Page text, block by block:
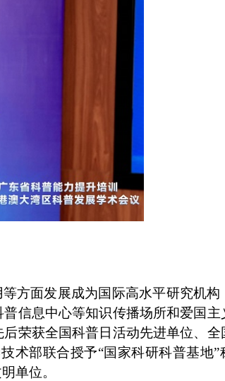
方面发展成为国际高水平研究机构
信息中心等知识传播场所和爱国主
荣获全国科普日活动先进单位、全
部联合授予“国家科研科普基地”
单位。